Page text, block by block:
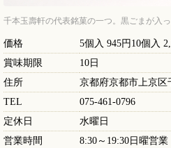
千本玉壽軒の代表銘菓の一つ。黒ごまが入
価格
5個入 945円10個入
賞味期限
10日
住所
京都府京都市上京区
TEL
075-461-0796
定休日
水曜日
営業時間
8:30～19:30日曜営業